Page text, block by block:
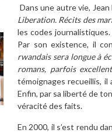
Dans une autre vie,
Liberation. Récits des
les codes
Par son existence, il
rwandais sera longue à
romans, parfois
témoignages recueillis,
Enfin, par sa liberté de
véracité des faits.
En 2000, il s’est rendu